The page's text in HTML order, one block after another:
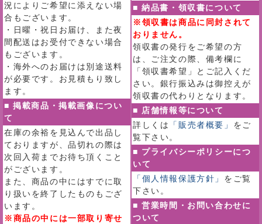
況によりご希望に添えない場
合もございます。
・日曜・祝日お届け、また夜
間配送はお受付できない場合
もございます。
・海外へのお届けは別途送料
が必要です。お見積もり致し
ます。
■ 掲載商品・掲載画像につい
て
在庫の余裕を見込んで出品し
ておりますが、品切れの際は
次回入荷までお待ち頂くこと
がございます。
また、商品の中にはすでに取
り扱いを終了したものもござ
います。
※商品の中には一部取り寄せ
■ 納品書・領収書について
※領収書は商品に同封されて
おりません。
領収書の発行をご希望の方
は、ご注文の際、備考欄に
「領収書希望」とご記入くだ
さい。銀行振込みは御控えが
領収書の代わりとなります。
■ 店舗情報等について
詳しくは
「販売者概要」 をご
覧下さい。
■ プライバシーポリシーにつ
いて
「個人情報保護方針」 をご覧
下さい。
■ 営業時間・お問い合わせに
ついて